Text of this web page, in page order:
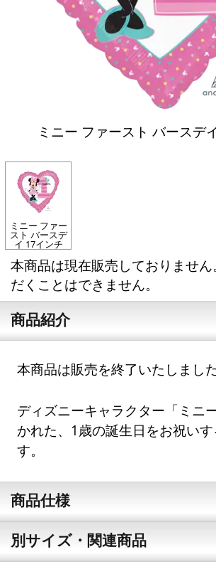
ミニー ファースト バースデ
ミニー ファー
スト バースデ
イ 17インチ
本商品は現在販売しておりませ
だくことはできません。
商品紹介
本商品は販売を終了いたしました
ディズニーキャラクター「ミニ
かれた、1歳の誕生日をお祝い
す。
商品仕様
別サイズ・関連商品